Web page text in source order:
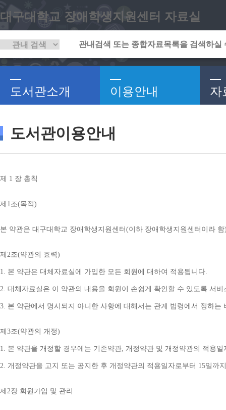
대구대학교 장애학생지원센터 자료실
도서관소개 이용안내 자
도서관이용안내
제 1 장 총칙
제 1조(목적)
본 약관은 대구대학교 장애학생지원센터 (이하 장애학생지원센터이라 함
제 2조(약관의 효력)
1. 본 약관은 대체자료실에 가입한 모든 회원에 대하여 적용됩니다.
2. 대체자료실은 이 약관의 내용을 회원이 손쉽게 확인할 수 있도록 서
3. 본 약관에서 명시되지 아니한 사항에 대해서는 관계 법령에서 정하는
제 3조(약관의 개정)
1. 본 약관을 개정할 경우에는 기존약관, 개정약관 및 개정약관의 적용
2. 개정약관을 고지 또는 공지한 후 개정약관의 적용일자로부터 15일까
제 2장 회원가입 및 관리